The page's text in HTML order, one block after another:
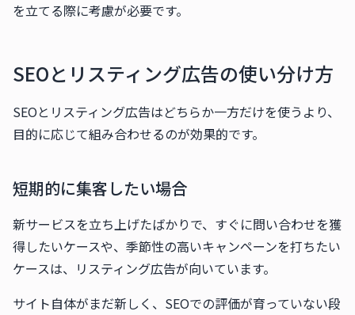
を立てる際に考慮が必要です。
SEOとリスティング広告の使い分け方
SEOとリスティング広告はどちらか一方だけを使うより、
目的に応じて組み合わせるのが効果的です。
短期的に集客したい場合
新サービスを立ち上げたばかりで、すぐに問い合わせを獲
得したいケースや、季節性の高いキャンペーンを打ちたい
ケースは、リスティング広告が向いています。
サイト自体がまだ新しく、SEOでの評価が育っていない段